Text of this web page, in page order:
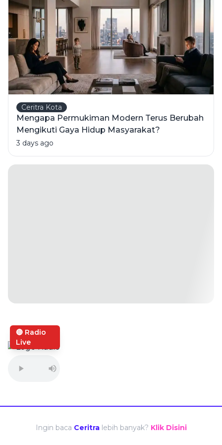
Ceritra Kota
Mengapa Permukiman Modern Terus Berubah
Mengikuti Gaya Hidup Masyarakat?
3 days ago
🔴 Radio
Live
Ingin baca Ceritra lebih banyak? Klik Disini